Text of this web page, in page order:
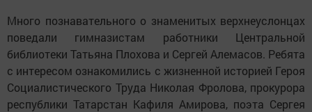
Много познавательного о знаменитых верхнеуслонцах
поведали гимназистам работники Центральной
библиотеки Татьяна Плохова и Сергей Алемасов. Ребята
с интересом ознакомились с жизненной историей Героя
Социалистического Труда Николая Фролова, прокурора
республики Татарстан Кафиля Амирова, поэта Сергея